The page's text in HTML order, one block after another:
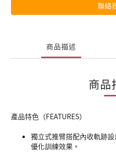
聯絡
商品描述
商品
產品特色（FEATURES）
獨立式推臂搭配內收軌跡
優化訓練效果。